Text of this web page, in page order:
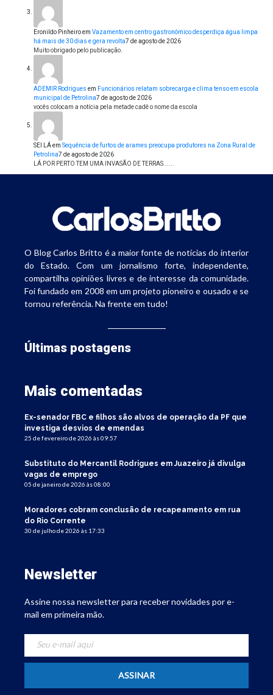
Eronildo Pinheiroem Vazamento em centro gastronômico desperdiça água limpa
há mais de 30 dias e gera revolta7 de agosto de 2026
Muito obrigado pelo publicação.
ADEMIR Rodrigues em Funcionários relatam sobrecarga e clima tenso em escola
municipal de Petrolina7 de agosto de 2026
vocês colocam a notícia pela metade cadê o nome da escola
SEI LÁem Sequência de furtos de arames preocupa produtores na Zona Rural de
Petrolina7 de agosto de 2026
LÁ POR PERTO TEM UMA INVASÃO DE TERRAS......
O Blog Carlos Britto é a maior fonte de notícias do interior
do Estado. Com um jornalismo forte, independente,
compartilha opiniões livres e de interesse da comunidade.
Foi fundado em 2008 em um projeto pioneiro e ousado e se
tornou referência. Na frente em tudo!
Últimas postagens
Mais comentadas
Ex-senador FBC e filhos são alvos de operação da PF que
investiga desvios de emendas
25 de fevereiro de 2026 às 09:57
Substituto do Mercantil Rodrigues em Juazeiro já divulga
vagas de emprego
05 de janeiro de 2026 às 08:00
Moradores cobram conclusão de recapeamento em rua
do Rio Corrente
30 de julho de 2026 às 17:33
Newsletter
Assine nossa newsletter para receber novidades por e-
mail em primeira mão.